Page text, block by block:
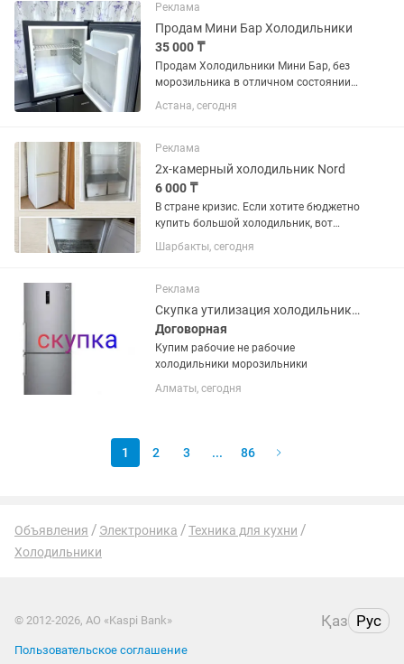
Реклама
Продам Мини Бар Холодильники
35 000 ₸
Продам Холодильники Мини Бар, без
морозильника в отличном состоянии
рабочие полностью. Охлаждает
отлично. Для офиса , аптека ,
рестораны, в больницу. В наличии 40
шт...
Астана, сегодня
Реклама
2х-камерный холодильник Nord
6 000 ₸
В стране кризис. Если хотите бюджетно
купить большой холодильник, вот
решение. Продам холодильник NORD
Цена: 6000. тг Торг реально есть Нет
полки, решётки, ящики и...
Шарбакты, сегодня
Реклама
Скупка утилизация холодильников
Договорная
Купим рабочие не рабочие
холодильники морозильники
Алматы, сегодня
1 2 3 ... 86
Объявления Электроника
Техника для кухни
Холодильники
© 2012-2026, АО «Kaspi Bank» Қаз Рус
Пользовательское соглашение